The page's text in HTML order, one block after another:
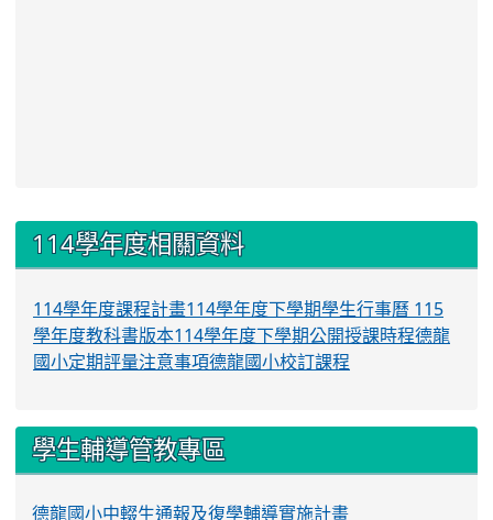
::: 114學年度相關資料
114學年度課程計畫114學年度下學期學生行事曆 115
學年度教科書版本114學年度下學期公開授課時程德龍
國小定期評量注意事項德龍國小校訂課程
學生輔導管教專區
德龍國小中輟生通報及復學輔導實施計畫